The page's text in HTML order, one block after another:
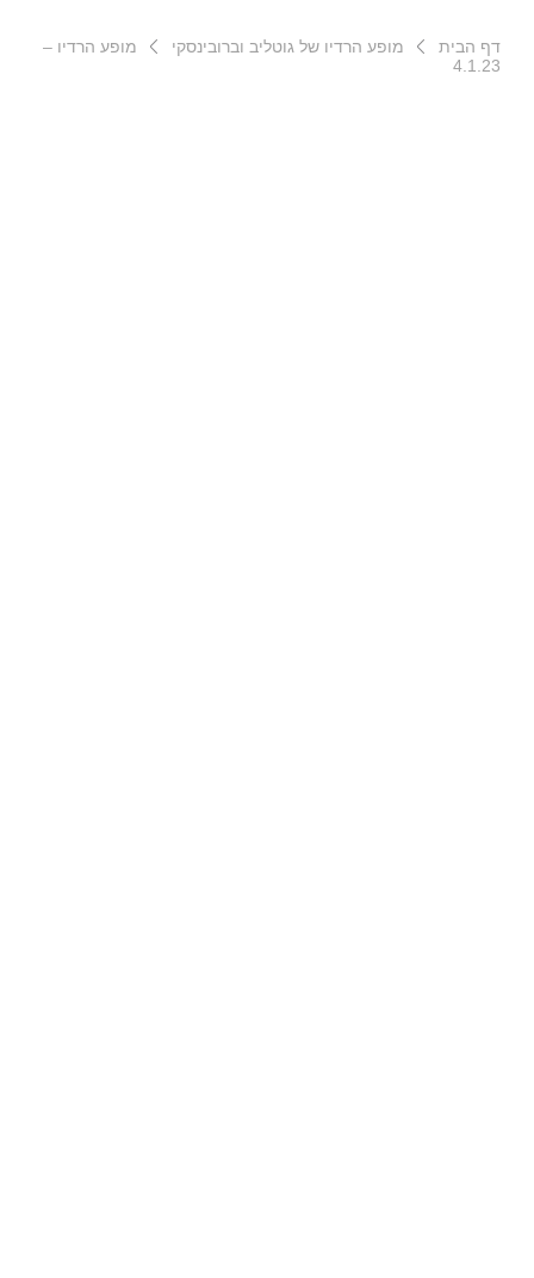
דף הבית מופע הרדיו של גוטליב וברובינסקי
מופע הרדיו –
4.1.23